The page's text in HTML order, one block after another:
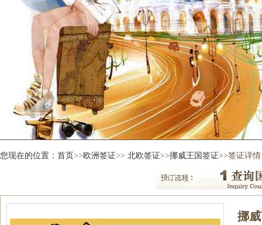
您现在的位置： 首页>>欧洲签证>> 北欧签证>>挪威王国签证>>签证详情
挪